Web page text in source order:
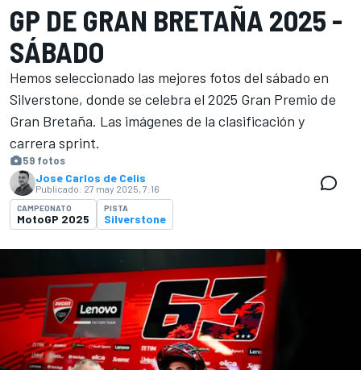
GP DE GRAN BRETAÑA 2025 -
SÁBADO
Hemos seleccionado las mejores fotos del sábado en
Silverstone, donde se celebra el 2025 Gran Premio de
Gran Bretaña. Las imágenes de la clasificación y
carrera sprint.
59 fotos
Jose Carlos de Celis
Publicado: 27 may 2025, 7:16
CAMPEONATO
MotoGP 2025
PISTA
Silverstone